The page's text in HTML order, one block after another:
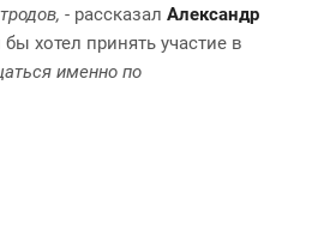
- рассказал Александр
хотел принять участие в
именно по